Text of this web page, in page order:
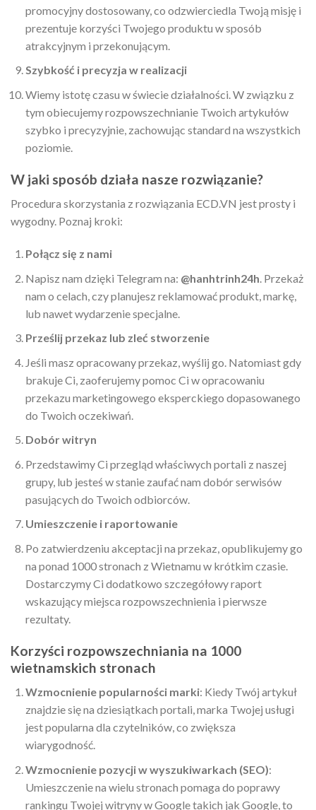
promocyjny dostosowany, co odzwierciedla Twoją misję i
prezentuje korzyści Twojego produktu w sposób
atrakcyjnym i przekonującym.
Szybkość i precyzja w realizacji
Wiemy istotę czasu w świecie działalności. W związku z
tym obiecujemy rozpowszechnianie Twoich artykułów
szybko i precyzyjnie, zachowując standard na wszystkich
poziomie.
W jaki sposób działa nasze rozwiązanie?
Procedura skorzystania z rozwiązania ECD.VN jest prosty i
wygodny. Poznaj kroki:
Połącz się z nami
Napisz nam dzięki Telegram na: @hanhtrinh24h . Przekaż
nam o celach, czy planujesz reklamować produkt, markę,
lub nawet wydarzenie specjalne.
Prześlij przekaz lub zleć stworzenie
Jeśli masz opracowany przekaz, wyślij go. Natomiast gdy
brakuje Ci, zaoferujemy pomoc Ci w opracowaniu
przekazu marketingowego eksperckiego dopasowanego
do Twoich oczekiwań.
Dobór witryn
Przedstawimy Ci przegląd właściwych portali z naszej
grupy, lub jesteś w stanie zaufać nam dobór serwisów
pasujących do Twoich odbiorców.
Umieszczenie i raportowanie
Po zatwierdzeniu akceptacji na przekaz, opublikujemy go
na ponad 1000 stronach z Wietnamu w krótkim czasie.
Dostarczymy Ci dodatkowo szczegółowy raport
wskazujący miejsca rozpowszechnienia i pierwsze
rezultaty.
Korzyści rozpowszechniania na 1000
wietnamskich stronach
Wzmocnienie popularności marki: Kiedy Twój artykuł
znajdzie się na dziesiątkach portali, marka Twojej usługi
jest popularna dla czytelników, co zwiększa
wiarygodność.
Wzmocnienie pozycji w wyszukiwarkach (SEO):
Umieszczenie na wielu stronach pomaga do poprawy
rankingu Twojej witryny w Google takich jak Google, to